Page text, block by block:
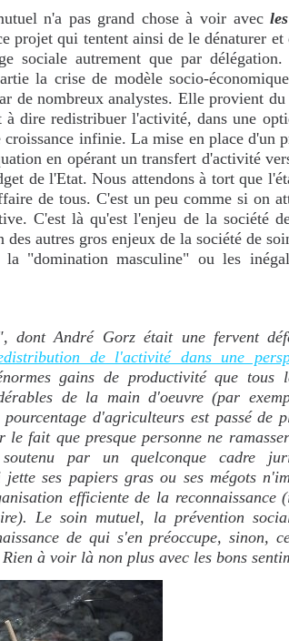
n'a pas grand chose à voir avec
projet qui tentent ainsi de le dénaturer
sociale autrement que par
la crise de modèle socio-
de nombreux analystes. Elle provient
à dire redistribuer l'activité, dans une
infinie. La mise en place d'un
en opérant un transfert d'activité
de l'Etat. Nous attendons à tort que
de tous. C'est un peu comme si on
C'est là qu'est l'enjeu de la société
des autres gros enjeux de la société de
la "domination masculine" ou les
dont André Gorz était une fervent
de l'activité dans une
gains de productivité que tous
de la main d'oeuvre (par
d'agriculteurs est passé de
le fait que presque personne ne
par un quelconque cadre
jette ses papiers gras ou ses mégots
efficiente de la reconnaissance
Le soin mutuel, la prévention
de qui s'en préoccupe, sinon,
à voir là non plus avec les bons